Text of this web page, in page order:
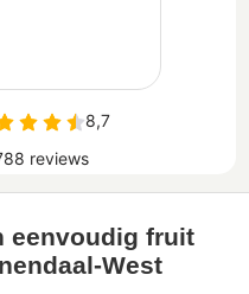
eenvoudig fruit
West